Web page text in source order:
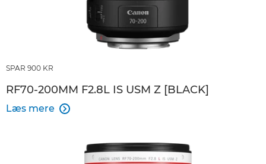
SPAR 900 KR
RF70-200MM F2.8L IS USM Z [BLACK]
Læs mere 